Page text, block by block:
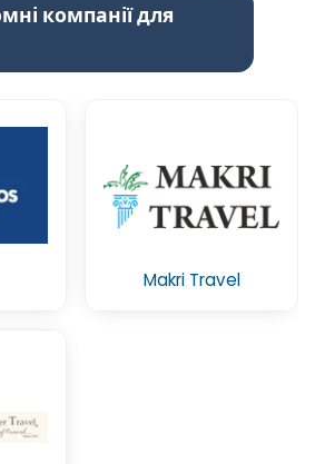
компанії для
Makri Travel